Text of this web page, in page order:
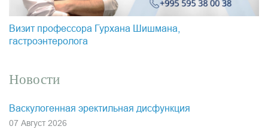
Визит профессора Гурхана Шишмана,
гастроэнтеролога
Новости
Васкулогенная эректильная дисфункция
07 Август 2026